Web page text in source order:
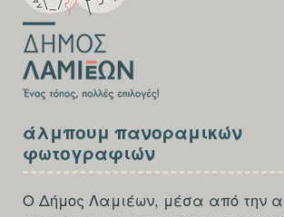
SECTION
FOOTER-
THIRD
άλμπουμ πανοραμικών
φωτογραφιών
Ο Δήμος Λαμιέων, μέσα από την